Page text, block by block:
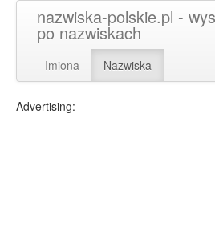
nazwiska-polskie.pl -
po nazwiskach
Imiona Nazwiska
Advertising: